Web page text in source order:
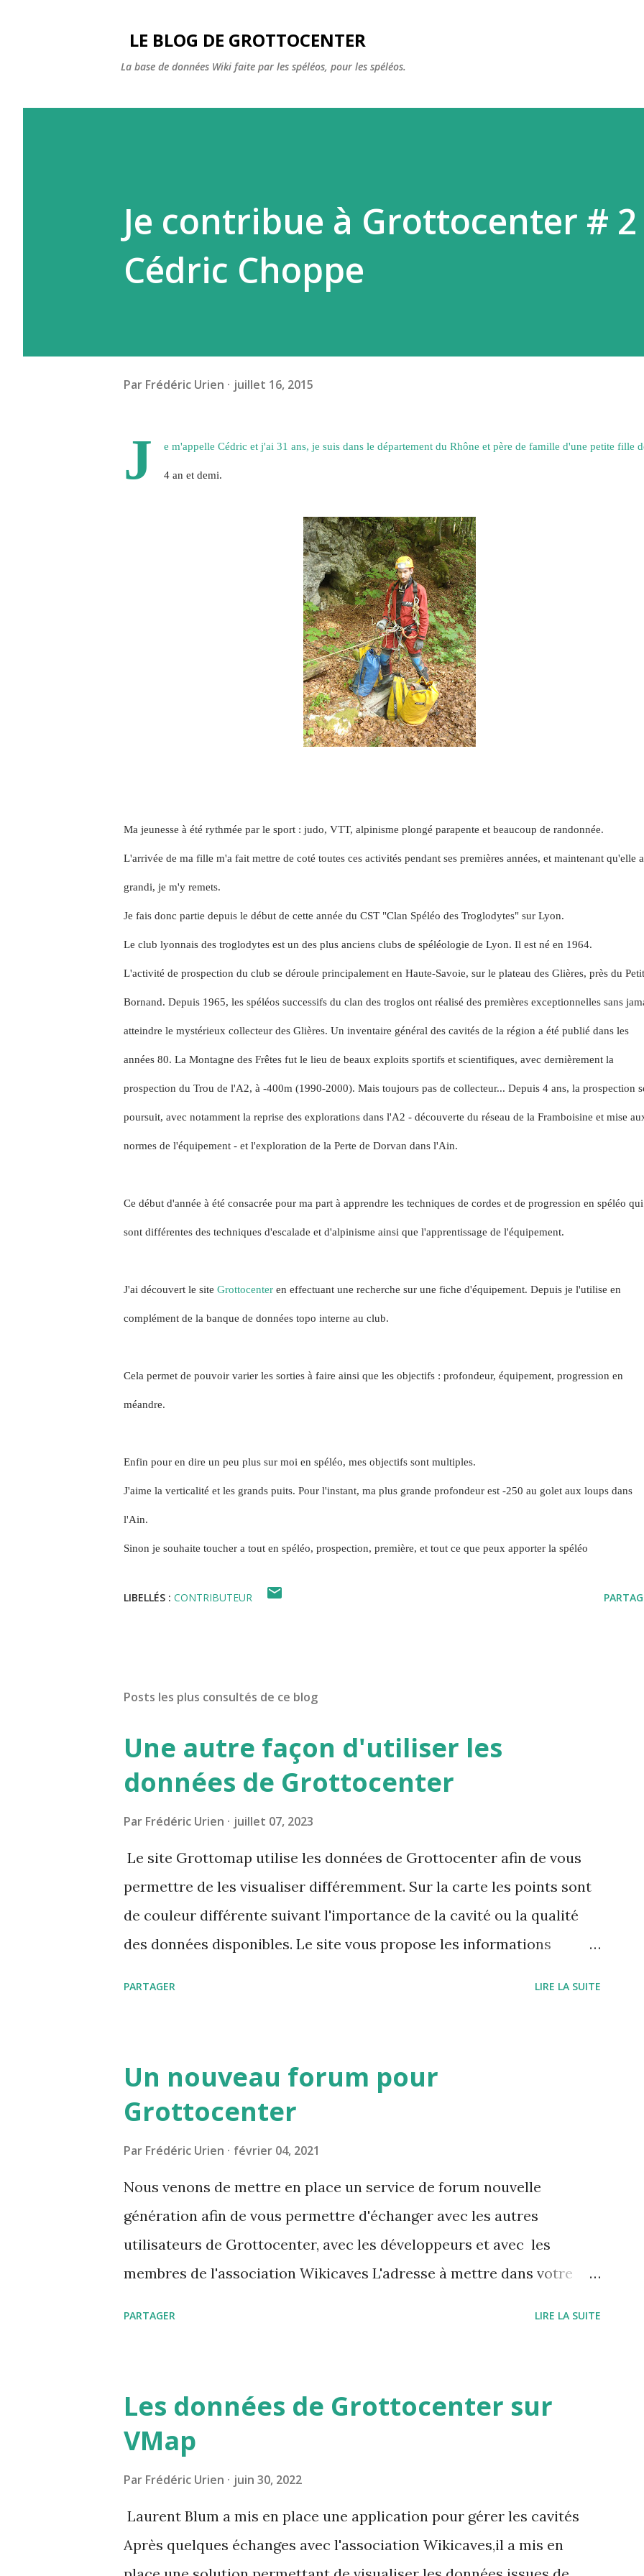
LE BLOG DE GROTTOCENTER
La base de données Wiki faite par les spéléos, pour les spéléos.
Je contribue à Grottocenter # 2
Cédric Choppe
Par Frédéric Urien juillet 16, 2015
J e m'appelle Cédric et j'ai 31 ans, je suis dans le département du Rhône et père de famille d'une petite fille
4 an et demi.
Ma jeunesse à été rythmée par le sport : judo, VTT, alpinisme plongé parapente et beaucoup de randonnée.
L'arrivée de ma fille m'a fait mettre de coté toutes ces activités pendant ses premières années, et maintenant qu'elle a
grandi, je m'y remets.
Je fais donc partie depuis le début de cette année du CST "Clan Spéléo des Troglodytes" sur Lyon.
Le club lyonnais des troglodytes est un des plus anciens clubs de spéléologie de Lyon. Il est né en 1964.
L'activité de prospection du club se déroule principalement en Haute-Savoie, sur le plateau des Glières, près du
Bornand. Depuis 1965, les spéléos successifs du clan des troglos ont réalisé des premières exceptionnelles sans
atteindre le mystérieux collecteur des Glières. Un inventaire général des cavités de la région a été publié dans les
années 80. La Montagne des Frêtes fut le lieu de beaux exploits sportifs et scientifiques, avec dernièrement la
prospection du Trou de l'A2, à -400m (1990-2000). Mais toujours pas de collecteur... Depuis 4 ans, la prospection
poursuit, avec notamment la reprise des explorations dans l'A2 - découverte du réseau de la Framboisine et mise
normes de l'équipement - et l'exploration de la Perte de Dorvan dans l'Ain.
Ce début d'année à été consacrée pour ma part à apprendre les techniques de cordes et de progression en spéléo qui
sont différentes des techniques d'escalade et d'alpinisme ainsi que l'apprentissage de l'équipement.
J'ai découvert le site Grottocenter en effectuant une recherche sur une fiche d'équipement. Depuis je l'utilise en
complément de la banque de données topo interne au club.
Cela permet de pouvoir varier les sorties à faire ainsi que les objectifs : profondeur, équipement, progression en
méandre.
Enfin pour en dire un peu plus sur moi en spéléo, mes objectifs sont multiples.
J'aime la verticalité et les grands puits. Pour l'instant, ma plus grande profondeur est -250 au golet aux loups dans
l'Ain.
Sinon je souhaite toucher a tout en spéléo, prospection, première, et tout ce que peux apporter la spéléo
LIBELLÉS : CONTRIBUTEUR
Posts les plus consultés de ce blog
Une autre façon d'utiliser les
données de Grottocenter
Par Frédéric Urien juillet 07, 2023
Le site Grottomap utilise les données de Grottocenter afin de vous
permettre de les visualiser différemment. Sur la carte les points sont
de couleur différente suivant l'importance de la cavité ou la qualité
des données disponibles. Le site vous propose les informations
PARTAGER LIRE LA SUITE
Un nouveau forum pour
Grottocenter
Par Frédéric Urien février 04, 2021
Nous venons de mettre en place un service de forum nouvelle
génération afin de vous permettre d'échanger avec les autres
utilisateurs de Grottocenter, avec les développeurs et avec les
membres de l'association Wikicaves L'adresse à mettre dans votre
PARTAGER LIRE LA SUITE
Les données de Grottocenter sur
VMap
Par Frédéric Urien juin 30, 2022
Laurent Blum a mis en place une application pour gérer les cavités
Après quelques échanges avec l'association Wikicaves,il a mis en